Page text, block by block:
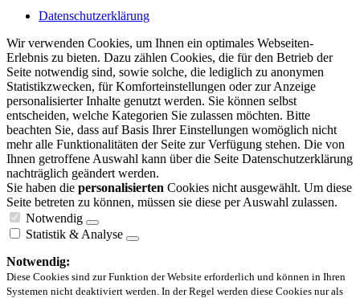
Datenschutzerklärung
Wir verwenden Cookies, um Ihnen ein optimales Webseiten-
Erlebnis zu bieten. Dazu zählen Cookies, die für den Betrieb der
Seite notwendig sind, sowie solche, die lediglich zu anonymen
Statistikzwecken, für Komforteinstellungen oder zur Anzeige
personalisierter Inhalte genutzt werden. Sie können selbst
entscheiden, welche Kategorien Sie zulassen möchten. Bitte
beachten Sie, dass auf Basis Ihrer Einstellungen womöglich nicht
mehr alle Funktionalitäten der Seite zur Verfügung stehen. Die von
Ihnen getroffene Auswahl kann über die Seite Datenschutzerklärung
nachträglich geändert werden.
Sie haben die personalisierten Cookies nicht ausgewählt. Um diese
Seite betreten zu können, müssen sie diese per Auswahl zulassen.
Notwendig
Statistik & Analyse
Notwendig:
Diese Cookies sind zur Funktion der Website erforderlich und können in Ihren
Systemen nicht deaktiviert werden. In der Regel werden diese Cookies nur als